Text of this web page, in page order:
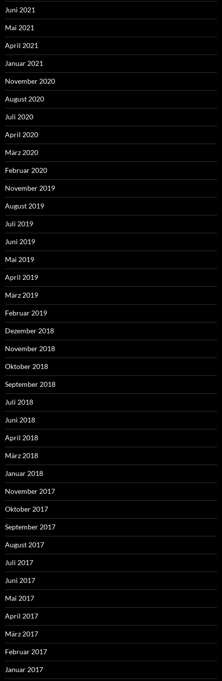
Juni 2021
Mai 2021
April 2021
Januar 2021
November 2020
August 2020
Juli 2020
April 2020
März 2020
Februar 2020
November 2019
August 2019
Juli 2019
Juni 2019
Mai 2019
April 2019
März 2019
Februar 2019
Dezember 2018
November 2018
Oktober 2018
September 2018
Juli 2018
Juni 2018
April 2018
März 2018
Januar 2018
November 2017
Oktober 2017
September 2017
August 2017
Juli 2017
Juni 2017
Mai 2017
April 2017
März 2017
Februar 2017
Januar 2017